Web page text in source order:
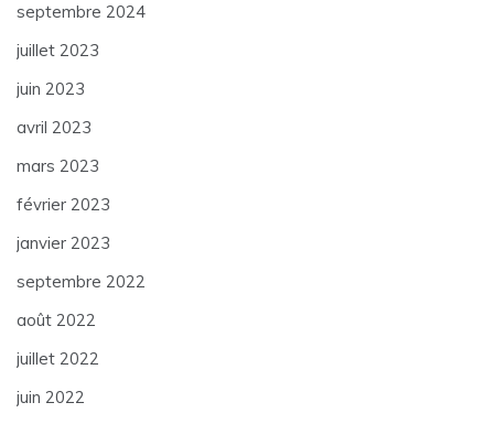
septembre 2024
juillet 2023
juin 2023
avril 2023
mars 2023
février 2023
janvier 2023
septembre 2022
août 2022
juillet 2022
juin 2022